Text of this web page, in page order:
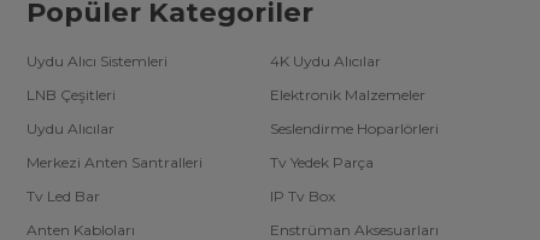
Popüler Kategoriler
Uydu Alıcı Sistemleri
4K Uydu Alıcılar
LNB Çeşitleri
Elektronik Malzemeler
Uydu Alıcılar
Seslendirme Hoparlörleri
Merkezi Anten Santralleri
Tv Yedek Parça
Tv Led Bar
IP Tv Box
Anten Kabloları
Enstrüman Aksesuarları